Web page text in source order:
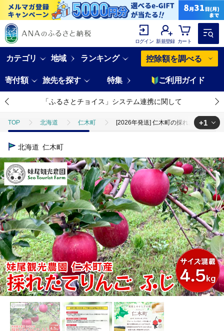
ログイン 新規登録 カート
カテゴリ 地域 ランキング 控除額を調べる
寄付額 旅先を探す 特集 ご利用ガイド
「ふるさとチョイス」システム連携に関して
TOP 北海道 仁木町 [2026年発送] 仁木町の採れたてりんご
TOP
+1
北海道 仁木町